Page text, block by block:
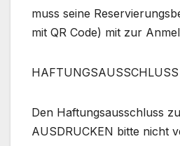
muss seine
mit QR Code) mit zur
HAFTUNGSAUSSCHLUSS
Den Haftungsausschluss
AUSDRUCKEN bitte nicht